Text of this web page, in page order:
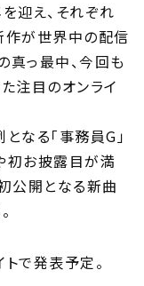
迎え、それぞれ
が世界中の配信
真っ最中、今回も
注目のオンライ
なる「事務員G」
初お披露目が満
公開となる新曲
で発表予定。